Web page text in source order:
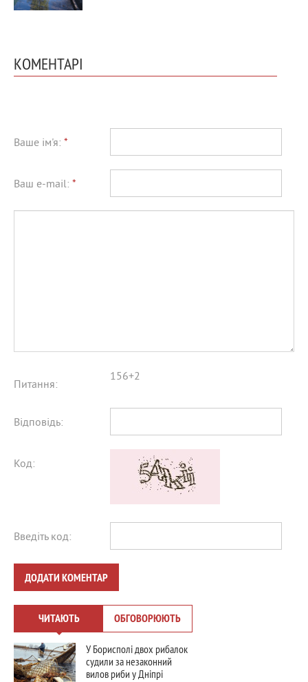
КОМЕНТАРІ
Ваше ім'я: *
Ваш e-mail: *
Питання:
156+2
Відповідь:
Код:
Введіть код:
ДОДАТИ КОМЕНТАР
ЧИТАЮТЬ ОБГОВОРЮЮТЬ
У Борисполі двох рибалок
судили за незаконний
вилов риби у Дніпрі